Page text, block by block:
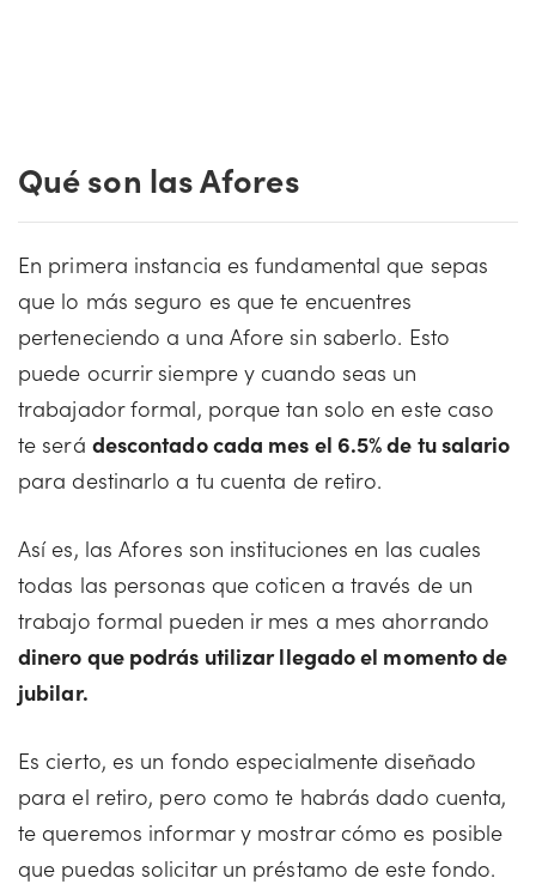
Qué son las Afores
En primera instancia es fundamental que sepas
que lo más seguro es que te encuentres
perteneciendo a una Afore sin saberlo. Esto
puede ocurrir siempre y cuando seas un
trabajador formal, porque tan solo en este caso
te será descontado cada mes el 6.5% de tu salario
para destinarlo a tu cuenta de retiro.
Así es, las Afores son instituciones en las cuales
todas las personas que coticen a través de un
trabajo formal pueden ir mes a mes ahorrando
dinero que podrás utilizar llegado el momento de
jubilar.
Es cierto, es un fondo especialmente diseñado
para el retiro, pero como te habrás dado cuenta,
te queremos informar y mostrar cómo es posible
que puedas solicitar un préstamo de este fondo.